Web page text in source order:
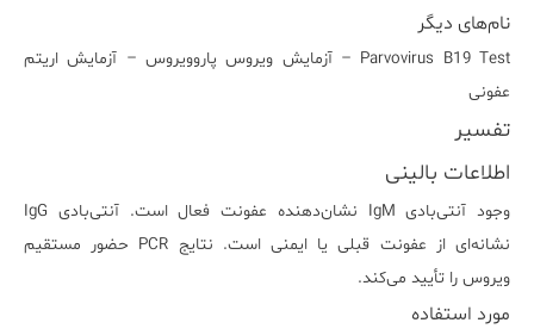
نام‌های دیگر
Parvovirus B19 Test – آزمایش ویروس پاروویروس – آزمایش اریتم
عفونی
تفسیر
اطلاعات بالینی
وجود آنتی‌بادی IgM نشان‌دهنده عفونت فعال است. آنتی‌بادی IgG
نشانه‌ای از عفونت قبلی یا ایمنی است. نتایج PCR حضور مستقیم
ویروس را تأیید می‌کند.
مورد استفاده